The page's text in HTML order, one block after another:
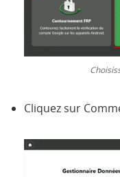
Cliquez sur